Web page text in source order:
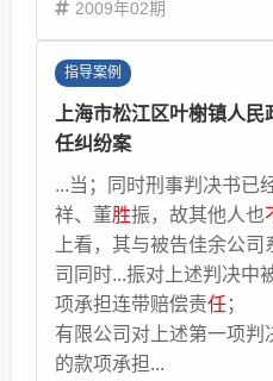
2009年02期
指导案例
上海市松江区叶榭镇人
任纠纷案
...当；同时刑事判决书已
祥、董胜振，故其他人也
上看，其与被告佳余公
司同时...振对上述判决中
项承担连带赔偿责任；
有限公司对上述第一项
的款项承担...